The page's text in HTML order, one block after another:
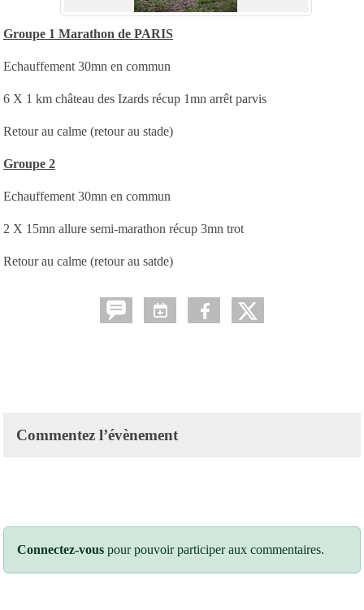
Groupe 1 Marathon de PARIS
Echauffement 30mn en commun
6 X 1 km château des Izards récup 1mn arrêt parvis
Retour au calme (retour au stade)
Groupe 2
Echauffement 30mn en commun
2 X 15mn allure semi-marathon récup 3mn trot
Retour au calme (retour au satde)
Commentez l’évènement
Connectez-vous pour pouvoir participer aux commentaires.